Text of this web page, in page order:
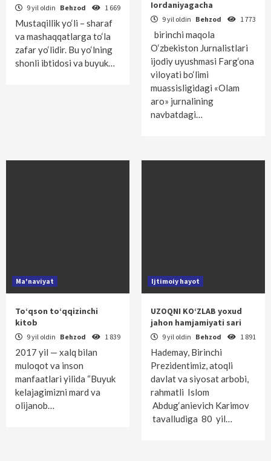
9 yil oldin Behzod 1 669
Mustaqillik yo‘li – sharaf
va mashaqqatlarga to‘la
zafar yo‘lidir. Bu yo‘lning
shonli ibtidosi va buyuk…
Iordaniyagacha
9 yil oldin Behzod 1 773
birinchi maqola
O‘zbekiston Jurnalistlari
ijodiy uyushmasi Farg‘ona
viloyati bo‘limi
muassisligidagi «Olam
aro» jurnalining
navbatdagi…
Ma'naviyat
To‘qson to‘qqizinchi
kitob
9 yil oldin Behzod 1 839
2017 yil — xalq bilan
muloqot va inson
manfaatlari yilida “Buyuk
kelajagimizni mard va
olijanob…
Ijtimoiy hayot
UZOQNI KO‘ZLAB yoxud
jahon hamjamiyati sari
9 yil oldin Behzod 1 891
Hademay, Birinchi
Prezidentimiz, atoqli
davlat va siyosat arbobi,
rahmatli Islom
Abdug‘anievich Karimov
tavalludiga 80 yil…